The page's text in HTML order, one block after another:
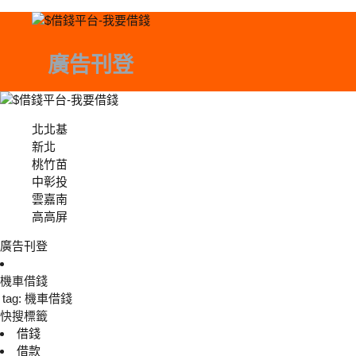
廣告刊登
北北基
新北
桃竹苗
中彰投
雲嘉南
高高屏
廣告刊登
機車借錢
tag: 機車借錢
快搜標籤
借錢
借款